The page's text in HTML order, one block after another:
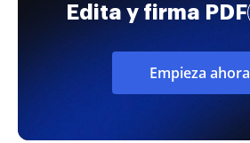
Edita y firma PDF
Empieza ahora